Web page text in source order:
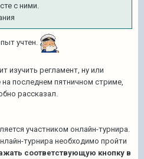
с ними.
учтен.
изучить регламент, ну или
последнем пятничном стриме,
рассказал.
участником онлайн-турнира.
турнира необходимо пройти
соответствующую кнопку в